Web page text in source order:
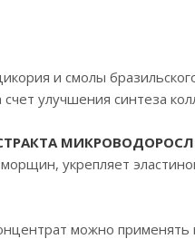
и смолы
улучшения синтеза
укрепляет
можно применять